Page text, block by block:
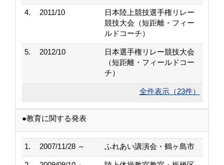
4. 2011/10
日本陸上競技選手権リレー
競技大会（短距離・フィー
ルドコーチ）
5. 2012/10
日本選手権リレー競技大会
（短距離・フィールドコー
チ）
全件表示（23件）
●教育に関する発表
1. 2007/11/28 ～ ふれあい講演会・鶴ヶ島市